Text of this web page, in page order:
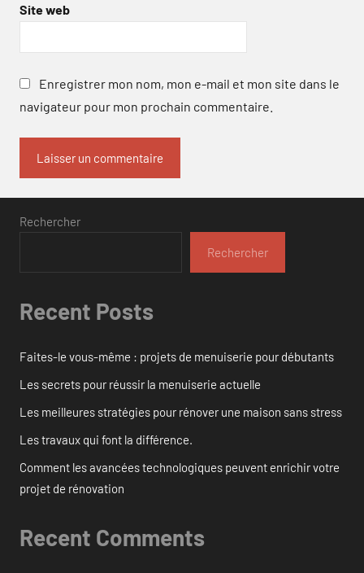
Site web
Enregistrer mon nom, mon e-mail et mon site dans le
navigateur pour mon prochain commentaire.
Rechercher
Rechercher
Recent Posts
Faites-le vous-même : projets de menuiserie pour débutants
Les secrets pour réussir la menuiserie actuelle
Les meilleures stratégies pour rénover une maison sans stress
Les travaux qui font la différence.
Comment les avancées technologiques peuvent enrichir votre
projet de rénovation
Recent Comments